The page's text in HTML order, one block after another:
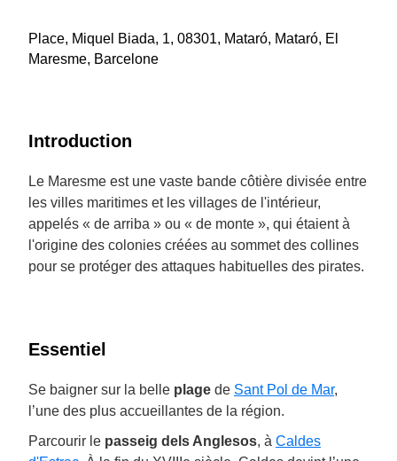
Place, Miquel Biada, 1, 08301, Mataró, Mataró, El
Maresme, Barcelone
Introduction
Le Maresme est une vaste bande côtière divisée entre
les villes maritimes et les villages de l'intérieur,
appelés « de arriba » ou « de monte », qui étaient à
l'origine des colonies créées au sommet des collines
pour se protéger des attaques habituelles des pirates.
Essentiel
Se baigner sur la belle plage de Sant Pol de Mar,
l’une des plus accueillantes de la région.
Parcourir le passeig dels Anglesos, à Caldes